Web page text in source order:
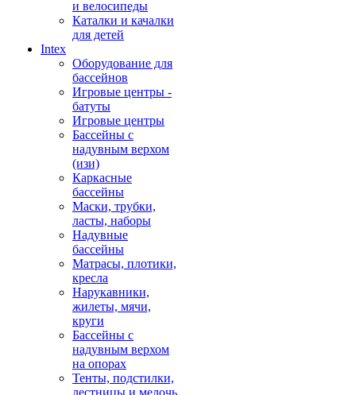
и велосипеды
Каталки и качалки
для детей
Intex
Оборудование для
бассейнов
Игровые центры -
батуты
Игровые центры
Бассейны с
надувным верхом
(изи)
Каркасные
бассейны
Маски, трубки,
ласты, наборы
Надувные
бассейны
Матрасы, плотики,
кресла
Нарукавники,
жилеты, мячи,
круги
Бассейны с
надувным верхом
на опорах
Тенты, подстилки,
лестницы и мелочь